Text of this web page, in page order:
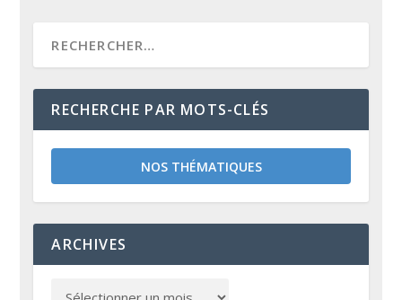
RECHERCHE PAR MOTS-CLÉS
NOS THÉMATIQUES
ARCHIVES